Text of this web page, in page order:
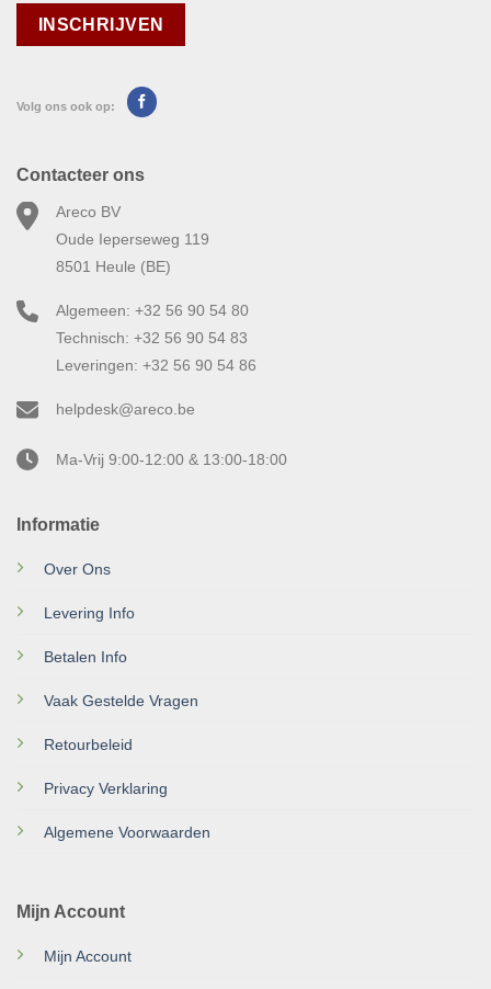
Volg ons ook op:
Informatie
Over Ons
Levering Info
Betalen Info
Vaak Gestelde Vragen
Retourbeleid
Privacy Verklaring
Algemene Voorwaarden
Mijn Account
Mijn Account
Contacteer ons
Areco BV
Oude Ieperseweg 119
8501 Heule (BE)
Algemeen: +32 56 90 54 80
Technisch: +32 56 90 54 83
Leveringen: +32 56 90 54 86
helpdesk@areco.be
Ma-Vrij 9:00-12:00 & 13:00-18:00